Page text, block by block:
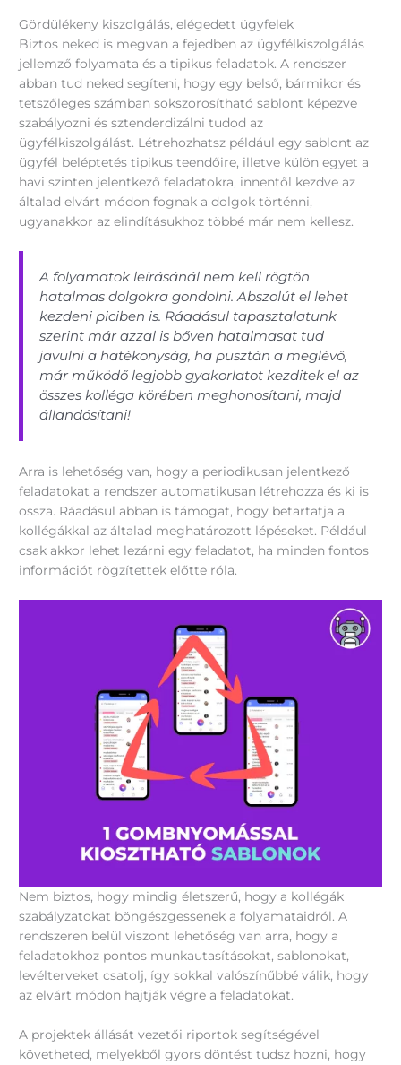
Gördülékeny kiszolgálás, elégedett ügyfelek
Biztos neked is megvan a fejedben az ügyfélkiszolgálás
jellemző folyamata és a tipikus feladatok. A rendszer
abban tud neked segíteni, hogy egy belső, bármikor és
tetszőleges számban sokszorosítható sablont képezve
szabályozni és sztenderdizálni tudod az
ügyfélkiszolgálást. Létrehozhatsz például egy sablont az
ügyfél beléptetés tipikus teendőire, illetve külön egyet a
havi szinten jelentkező feladatokra, innentől kezdve az
általad elvárt módon fognak a dolgok történni,
ugyanakkor az elindításukhoz többé már nem kellesz.
A folyamatok leírásánál nem kell rögtön
hatalmas dolgokra gondolni. Abszolút el lehet
kezdeni piciben is. Ráadásul tapasztalatunk
szerint már azzal is bőven hatalmasat tud
javulni a hatékonyság, ha pusztán a meglévő,
már működő legjobb gyakorlatot kezditek el az
összes kolléga körében meghonosítani, majd
állandósítani!
Arra is lehetőség van, hogy a periodikusan jelentkező
feladatokat a rendszer automatikusan létrehozza és ki is
ossza. Ráadásul abban is támogat, hogy betartatja a
kollégákkal az általad meghatározott lépéseket. Például
csak akkor lehet lezárni egy feladatot, ha minden fontos
információt rögzítettek előtte róla.
Nem biztos, hogy mindig életszerű, hogy a kollégák
szabályzatokat böngészgessenek a folyamataidról. A
rendszeren belül viszont lehetőség van arra, hogy a
feladatokhoz pontos munkautasításokat, sablonokat,
levélterveket csatolj, így sokkal valószínűbbé válik, hogy
az elvárt módon hajtják végre a feladatokat.
A projektek állását vezetői riportok segítségével
követheted, melyekből gyors döntést tudsz hozni, hogy